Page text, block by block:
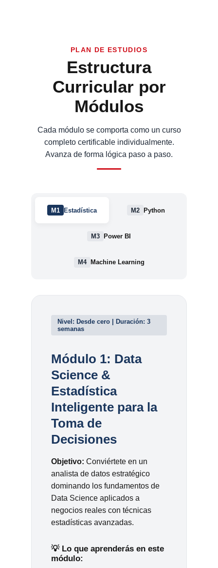
PLAN DE ESTUDIOS
Estructura
Curricular por
Módulos
Cada módulo se comporta como un curso
completo certificable individualmente.
Avanza de forma lógica paso a paso.
M1 Estadística M2 Python
M3 Power BI
M4 Machine Learning
Nivel: Desde cero | Duración: 3
semanas
Módulo 1: Data
Science &
Estadística
Inteligente para la
Toma de
Decisiones
Objetivo: Conviértete en un
analista de datos estratégico
dominando los fundamentos de
Data Science aplicados a
negocios reales con técnicas
estadísticas avanzadas.
💡 Lo que aprenderás en este
módulo: